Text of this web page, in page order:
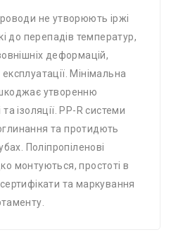
не утворюють іржі
до перепадів температур,
деформацій,
Мінімальна
утворенню
ізоляції. PP-R системи
та протидють
Поліпропіленові
монтуються, простоті в
та маркування